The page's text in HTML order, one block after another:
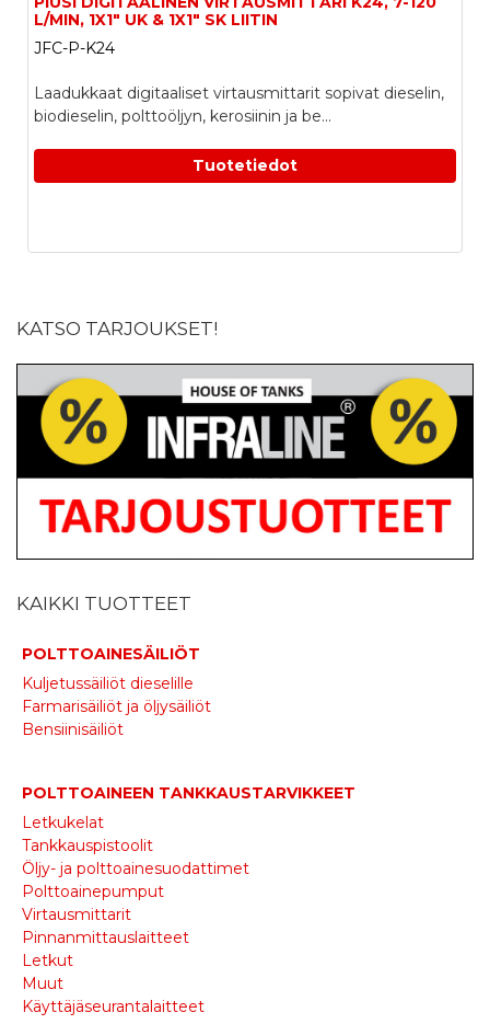
L/MIN, 1X1" UK & 1X1" SK LIITIN
JFC-P-K24
Laadukkaat digitaaliset virtausmittarit sopivat dieselin,
biodieselin, polttoöljyn, kerosiinin ja be...
Tuotetiedot
KATSO TARJOUKSET!
KAIKKI TUOTTEET
POLTTOAINESÄILIÖT
Kuljetussäiliöt dieselille
Farmarisäiliöt ja öljysäiliöt
Bensiinisäiliöt
POLTTOAINEEN TANKKAUSTARVIKKEET
Letkukelat
Tankkauspistoolit
Öljy- ja polttoainesuodattimet
Polttoainepumput
Virtausmittarit
Pinnanmittauslaitteet
Letkut
Muut
Käyttäjäseurantalaitteet